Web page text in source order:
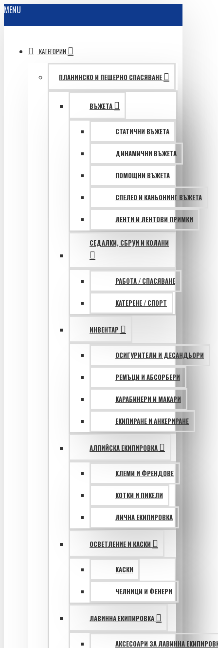
MENU
КАТЕГОРИИ
ПЛАНИНСКО И ПЕЩЕРНО СПАСЯВАНЕ
ВЪЖЕТА
СТАТИЧНИ ВЪЖЕТА
ДИНАМИЧНИ ВЪЖЕТА
ПОМОЩНИ ВЪЖЕТА
СПЕЛЕО И КАНЬОНИНГ ВЪЖЕТА
ЛЕНТИ И ЛЕНТОВИ ПРИМКИ
СЕДАЛКИ, СБРУИ И КОЛАНИ
РАБОТА / СПАСЯВАНЕ
КАТЕРЕНЕ / СПОРТ
ИНВЕНТАР
ОСИГУРИТЕЛИ И ДЕСАНДЬОРИ
РЕМЪЦИ И АБСОРБЕРИ
КАРАБИНЕРИ И МАКАРИ
ЕКИПИРАНЕ И АНКЕРИРАНЕ
АЛПИЙСКА ЕКИПИРОВКА
КЛЕМИ И ФРЕНДОВЕ
КОТКИ И ПИКЕЛИ
ЛИЧНА ЕКИПИРОВКА
ОСВЕТЛЕНИЕ И КАСКИ
КАСКИ
ЧЕЛНИЦИ И ФЕНЕРИ
ЛАВИННА ЕКИПИРОВКА
АКСЕСОАРИ ЗА ЛАВИННА